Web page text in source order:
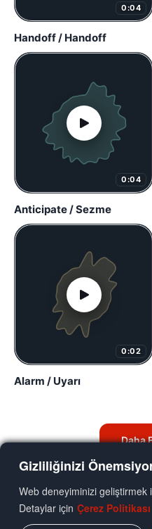
Gizliliğinizi
Web deneyiminizi geliştirmek
Detaylar için Çerez Politikası
0:04
Handoff / Handoff
0:04
Anticipate / Sezme
0:02
Alarm / Uyarı
Daha